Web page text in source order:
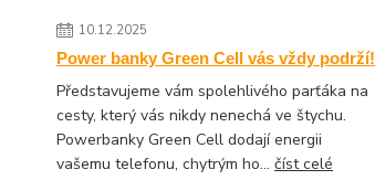
10.12.2025
Power banky Green Cell vás vždy podrží!
Představujeme vám spolehlivého parťáka na
cesty, který vás nikdy nenechá ve štychu.
Powerbanky Green Cell dodají energii
vašemu telefonu, chytrým ho...číst celé